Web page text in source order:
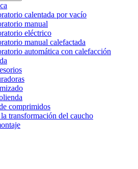
calentada por vacío
manual
eléctrico
manual calefactada
automática con calefacción
comprimidos
transformación del caucho